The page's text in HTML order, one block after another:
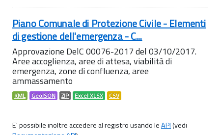
Piano Comunale di Protezione Civile - Elementi
di gestione dell'emergenza - C...
Approvazione DelC 00076-2017 del 03/10/2017.
Aree accoglienza, aree di attesa, viabilità di
emergenza, zone di confluenza, aree
ammassamento
KML GeoJSON ZIP Excel XLSX CSV
E' possibile inoltre accedere al registro usando leAPI(vedi